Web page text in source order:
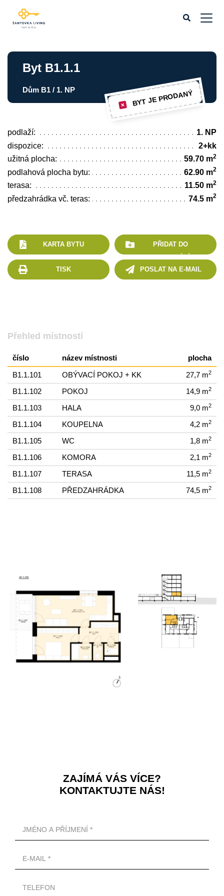
Byt B1.1.1
Dům B1 / 1. NP BYT JE PRODANÝ
podlaží:
1. NP
dispozice:
2+kk
užitná plocha:
59.70 m2
podlahová plocha bytu: 62.90 m2
terasa: 11.50 m2
předzahrádka vč. teras: 74.5 m2
KARTA BYTU
PŘIDAT DO
POROVNÁNÍ
TISK
POSLAT NA E-MAIL
Přehled místností
číslo název místnosti plocha
B1.1.101 OBÝVACÍ POKOJ + KK 27,7 m2
B1.1.102 POKOJ 14,9 m2
B1.1.103 HALA 9,0 m2
B1.1.104 KOUPELNA 4,2 m2
B1.1.105 WC 1,8 m2
B1.1.106 KOMORA 2,1 m2
B1.1.107 TERASA 11,5 m2
B1.1.108 PŘEDZAHRÁDKA 74,5 m2
ZAJÍMÁ VÁS VÍCE?
KONTAKTUJTE NÁS!